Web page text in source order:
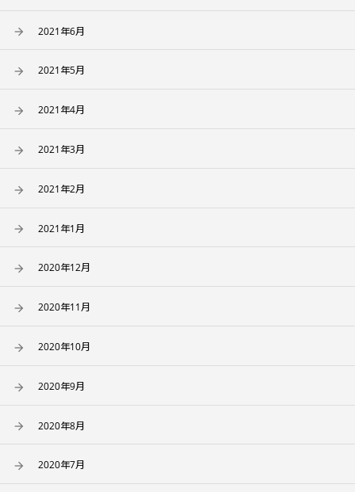
2021年6月
2021年5月
2021年4月
2021年3月
2021年2月
2021年1月
2020年12月
2020年11月
2020年10月
2020年9月
2020年8月
2020年7月